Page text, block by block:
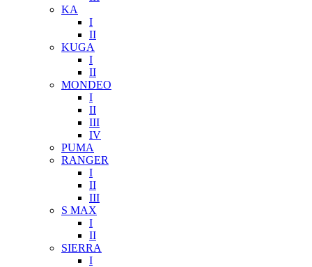
KA
I
II
KUGA
I
II
MONDEO
I
II
III
IV
PUMA
RANGER
I
II
III
S MAX
I
II
SIERRA
I